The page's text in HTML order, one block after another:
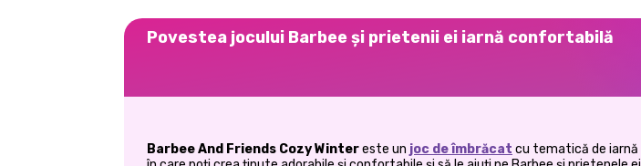
Povestea jocului Barbee și prietenii ei iarnă confortabilă
Barbee And Friends Cozy Wintereste un joc de îmbrăcat cu tematică de iarnă